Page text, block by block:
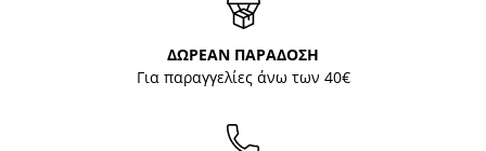
ΔΩΡΕΑΝ ΠΑΡΑΔΟΣΗ
Για παραγγελίες άνω των 40€